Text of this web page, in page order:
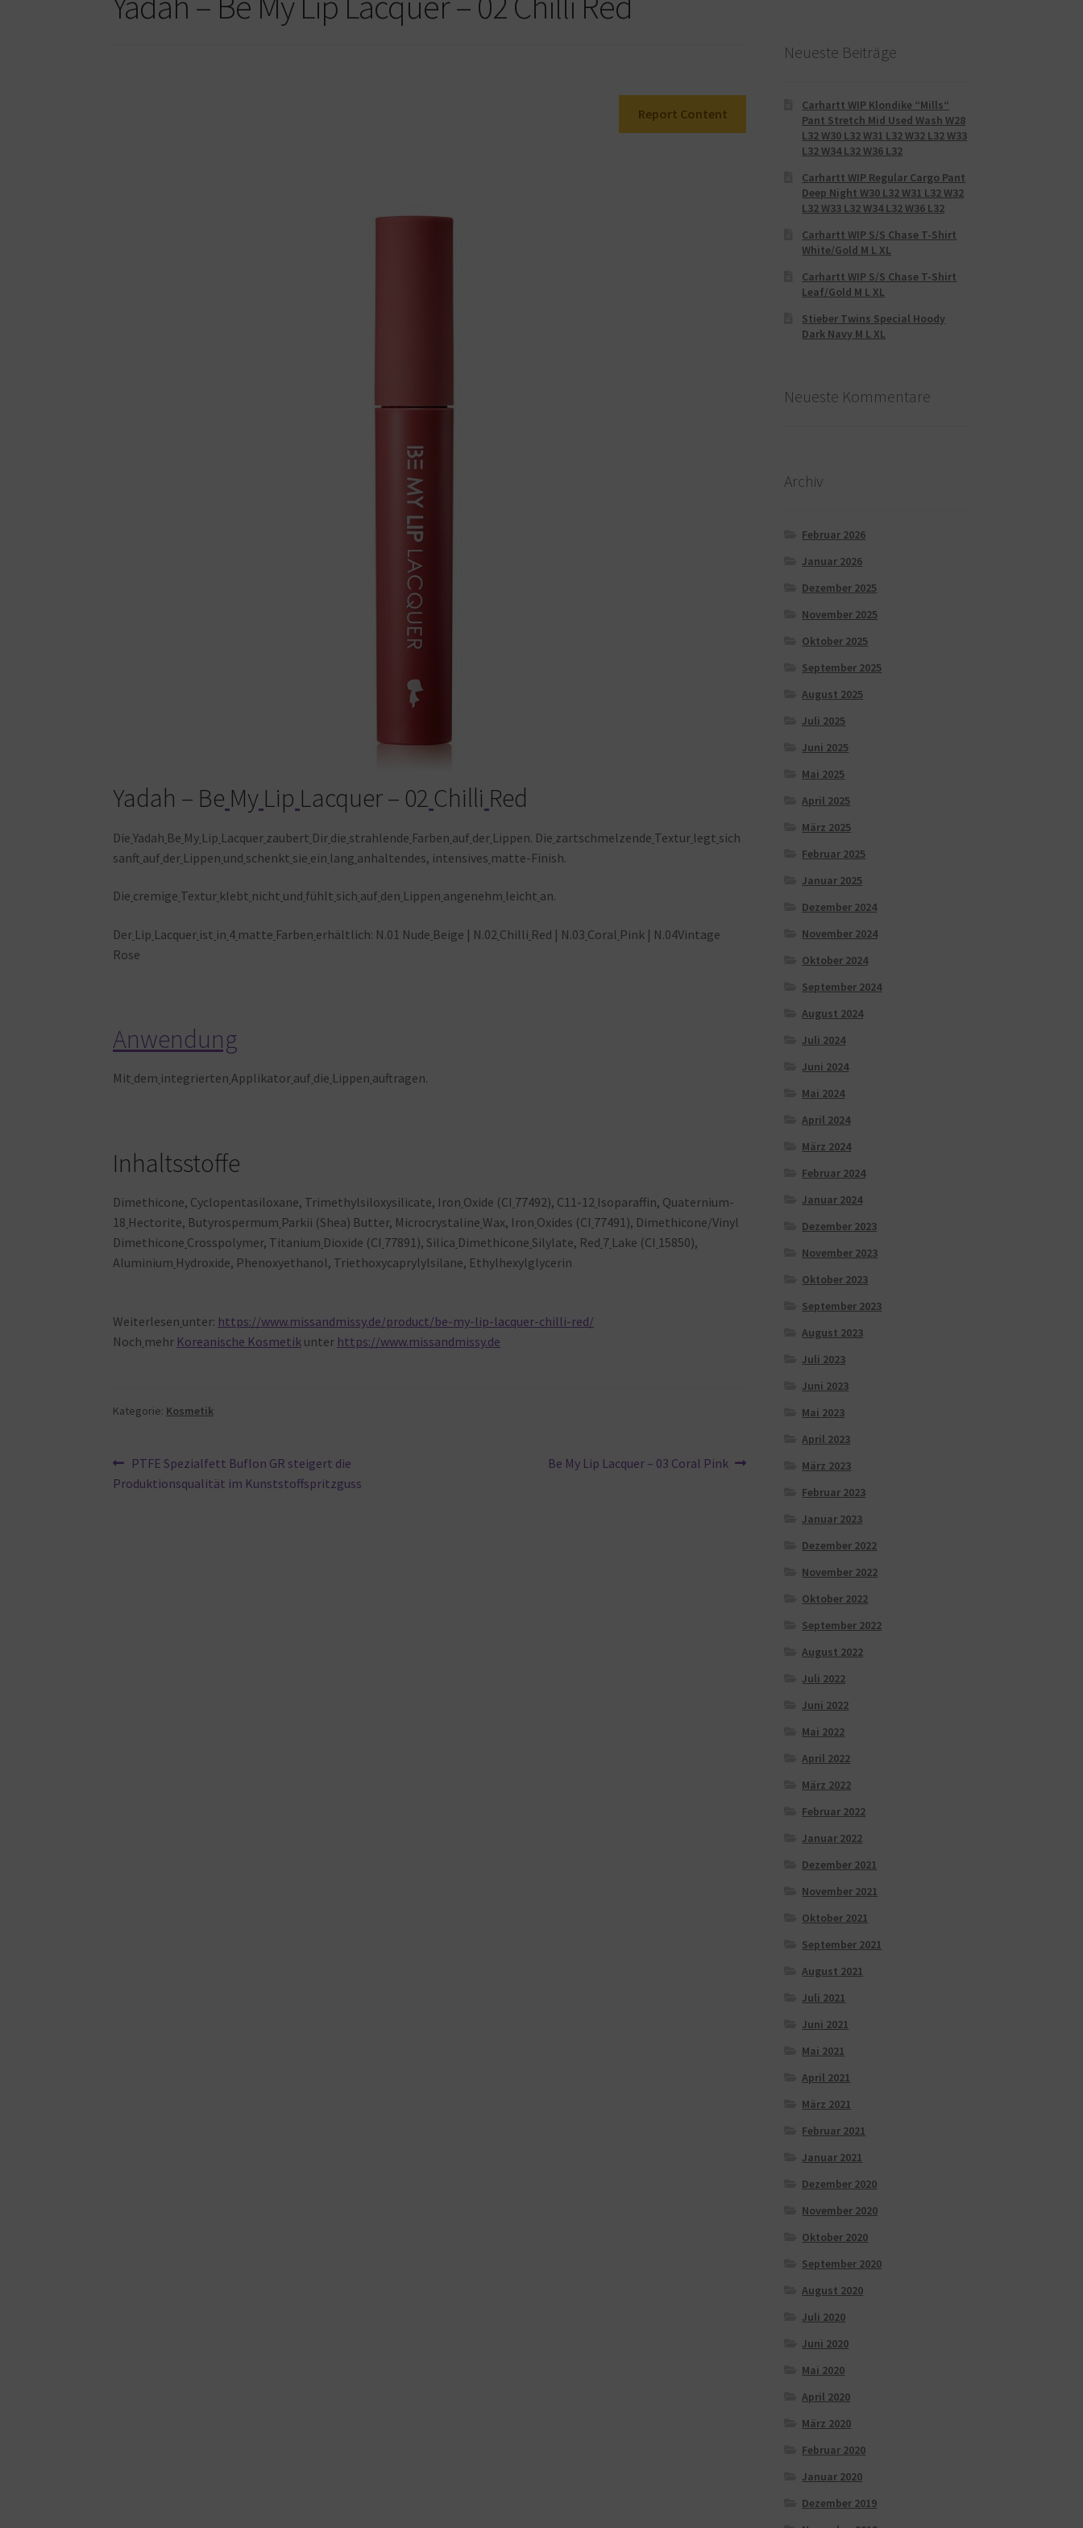
Report Content
Yadah – Be My Lip Lacquer – 02 Chilli Red
Die Yadah Be My Lip Lacquer zaubert Dir die strahlende Farben auf der Lippen. Die zartschmelzende Textur legt sich
sanft auf der Lippen und schenkt sie ein lang anhaltendes, intensives matte-Finish.
Die cremige Textur klebt nicht und fühlt sich auf den Lippen angenehm leicht an.
Der Lip Lacquer ist in 4 matte Farben erhältlich: N.01 Nude Beige | N.02 Chilli Red | N.03 Coral Pink | N.04Vintage
Rose
Anwendung
Mit dem integrierten Applikator auf die Lippen auftragen.
Inhaltsstoffe
Dimethicone, Cyclopentasiloxane, Trimethylsiloxysilicate, Iron Oxide (CI 77492), C11-12 Isoparaffin, Quaternium-
18 Hectorite, Butyrospermum Parkii (Shea) Butter, Microcrystaline Wax, Iron Oxides (CI 77491), Dimethicone/Vinyl
Dimethicone Crosspolymer, Titanium Dioxide (CI 77891), Silica Dimethicone Silylate, Red 7 Lake (CI 15850),
Aluminium Hydroxide, Phenoxyethanol, Triethoxycaprylylsilane, Ethylhexylglycerin
Weiterlesen unter: https://www.missandmissy.de/product/be-my-lip-lacquer-chilli-red/
Noch mehr Koreanische Kosmetik unter https://www.missandmissy.de
Kategorie: Kosmetik
Beitragsnavigation
Vorheriger
Beitrag:
PTFE Spezialfett Buflon GR steigert die
Produktionsqualität im Kunststoffspritzguss
Nächster
Be My Lip Lacquer – 03 Coral Pink
Neueste Beiträge
Carhartt WIP Klondike “Mills“
Pant Stretch Mid Used Wash W28
L32 W30 L32 W31 L32 W32 L32 W33
L32 W34 L32 W36 L32
Carhartt WIP Regular Cargo Pant
Deep Night W30 L32 W31 L32 W32
L32 W33 L32 W34 L32 W36 L32
Carhartt WIP S/S Chase T-Shirt
White/Gold M L XL
Carhartt WIP S/S Chase T-Shirt
Leaf/Gold M L XL
Stieber Twins Special Hoody
Dark Navy M L XL
Neueste Kommentare
Archiv
Februar 2026
Januar 2026
Dezember 2025
November 2025
Oktober 2025
September 2025
August 2025
Juli 2025
Juni 2025
Mai 2025
April 2025
März 2025
Februar 2025
Januar 2025
Dezember 2024
November 2024
Oktober 2024
September 2024
August 2024
Juli 2024
Juni 2024
Mai 2024
April 2024
März 2024
Februar 2024
Januar 2024
Dezember 2023
November 2023
Oktober 2023
September 2023
August 2023
Juli 2023
Juni 2023
Mai 2023
April 2023
März 2023
Februar 2023
Januar 2023
Dezember 2022
November 2022
Oktober 2022
September 2022
August 2022
Juli 2022
Juni 2022
Mai 2022
April 2022
März 2022
Februar 2022
Januar 2022
Dezember 2021
November 2021
Oktober 2021
September 2021
August 2021
Juli 2021
Juni 2021
Mai 2021
April 2021
März 2021
Februar 2021
Januar 2021
Dezember 2020
November 2020
Oktober 2020
September 2020
August 2020
Juli 2020
Juni 2020
Mai 2020
April 2020
März 2020
Februar 2020
Januar 2020
Dezember 2019